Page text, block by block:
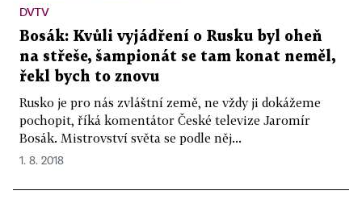
DVTV
Bosák: Kvůli vyjádření o Rusku byl oheň
na střeše, šampionát se tam konat neměl,
řekl bych to znovu
Rusko je pro nás zvláštní země, ne vždy ji dokážeme
pochopit, říká komentátor České televize Jaromír
Bosák. Mistrovství světa se podle něj...
1. 8. 2018